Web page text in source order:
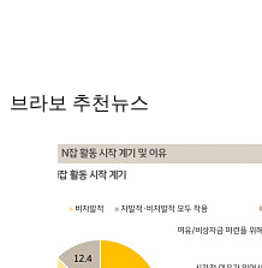
브라보 추천뉴스